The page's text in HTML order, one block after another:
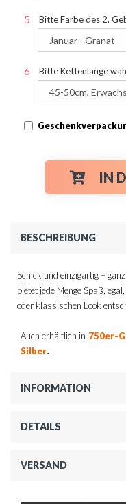
Bitte Farbe des 2.
Bitte Kettenlänge
IN
BESCHREIBUNG
Schick und einzigartig –
bietet jede Menge Spaß,
oder klassischen Look
Auch erhältlich in 750er-
Silber.
INFORMATION
DETAILS
VERSAND